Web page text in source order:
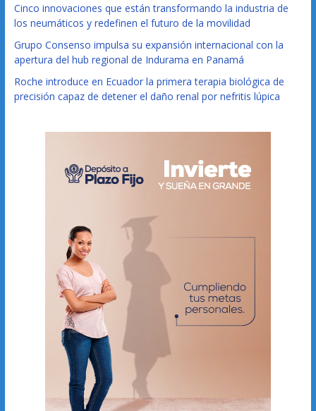
Cinco innovaciones que están transformando la industria de
los neumáticos y redefinen el futuro de la movilidad
Grupo Consenso impulsa su expansión internacional con la
apertura del hub regional de Indurama en Panamá
Roche introduce en Ecuador la primera terapia biológica de
precisión capaz de detener el daño renal por nefritis lúpica